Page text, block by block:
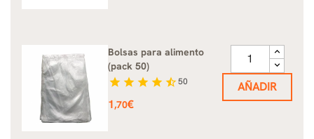
Bolsas para alimento
(pack 50)
star star star star star_half50
Precio
1,70€
AÑADIR